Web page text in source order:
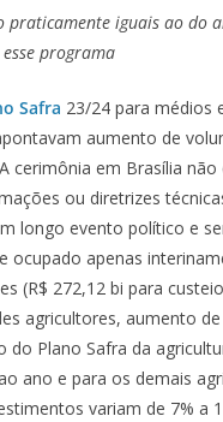
praticamente iguais ao do
programa
Safra 23/24 para médios
aumento de
cerimônia em Brasília
ou diretrizes
longo evento político e
ocupado apenas
(R$ 272,12 bi para
agricultores, aumento
Plano Safra da
ano e para os demais
variam de 7%